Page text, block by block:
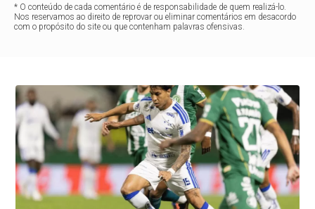
* O conteúdo de cada comentário é de responsabilidade de quem realizá-lo.
Nos reservamos ao direito de reprovar ou eliminar comentários em desacordo
com o propósito do site ou que contenham palavras ofensivas.